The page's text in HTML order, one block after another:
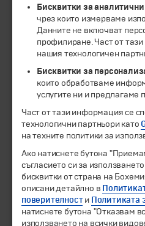
© 1994-2026 Бохемия ООД.
Екскурзии и
Направления
Бисквитки за
чрез които измерваме
Данните не включват
профилиране. Част от
нашия технологичен
Бисквитки за
които обработваме
услугите ни и предлагаме
Част от тази информация се
технологични партньори като
на техните политики за
Ако натиснете бутона
съгласието си за
бисквитки от страна на
описани детайлно в
поверителности Политиката
натиснете бутона "Отказвам
използването на всички